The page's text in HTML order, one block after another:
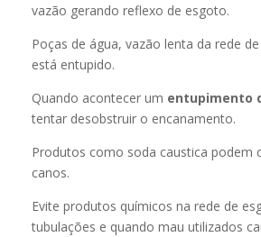
vazão gerando reflexo de esgoto.
Poças de água, vazão lenta da rede
está entupido.
Quando acontecer um entupimento
tentar desobstruir o encanamento.
Produtos como soda caustica podem
canos.
Evite produtos químicos na rede de
tubulações e quando mau utilizados